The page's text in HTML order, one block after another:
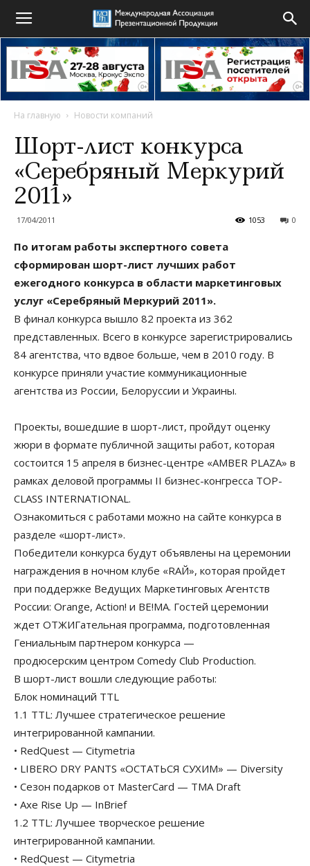
На главную Новости компаний
Шорт-лист конкурса
«Серебряный Меркурий
2011»
17/04/2011 0
1053
По итогам работы экспертного совета
сформирован шорт-лист лучших работ
ежегодного конкурса в области маркетинговых
услуг «Серебряный Меркурий 2011».
В финал конкурса вышло 82 проекта из 362
представленных. Всего в конкурсе зарегистрировались
84 агентства, что вдвое больше, чем в 2010 году. В
конкурсе приняли участие коммуникационные
агентства из России, Белоруссии и Украины.
Проекты, вошедшие в шорт-лист, пройдут оценку
жюри в формате публичной защиты работ, которая
состоится 15 апреля в бизнес-центре «AMBER PLAZA» в
рамках деловой программы II бизнес-конгресса TOP-
CLASS INTERNATIONAL.
Ознакомиться с работами можно на сайте конкурса в
разделе «шорт-лист».
Победители конкурса будут объявлены на церемонии
награждения в ночном клубе «RАЙ», которая пройдет
при поддержке Ведущих Маркетинговых Агентств
России: Orange, Action! и BE!MA. Гостей церемонии
ждет ОТЖИГательная программа, подготовленная
Гениальным партнером конкурса —
продюсерским центром Comedy Club Production.
В шорт-лист вошли следующие работы:
Блок номинаций TTL
1.1 TTL: Лучшее стратегическое решение
интегрированной кампании.
• RedQuest — Citymetria
• LIBERO DRY PANTS «ОСТАТЬСЯ СУХИМ» — Diversity
• Сезон подарков от MasterCard — TMA Draft
• Axe Rise Up — InBrief
1.2 TTL: Лучшее творческое решение
интегрированной кампании.
• RedQuest — Citymetria